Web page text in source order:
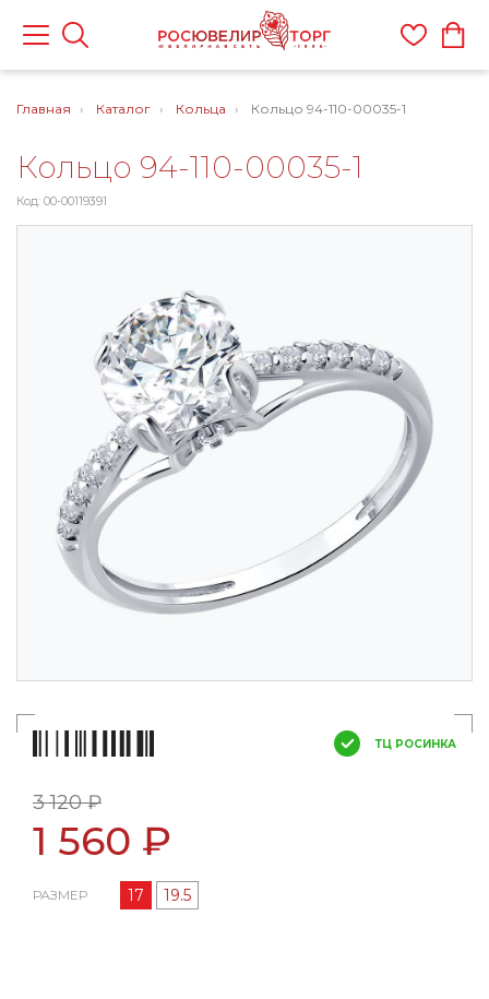
Главная Каталог Кольца Кольцо 94-110-00035-1
Кольцо 94-110-00035-1
Код: 00-00119391
ТЦ РОСИНКА
3 120 ₽
1 560 ₽
РАЗМЕР 17 19.5